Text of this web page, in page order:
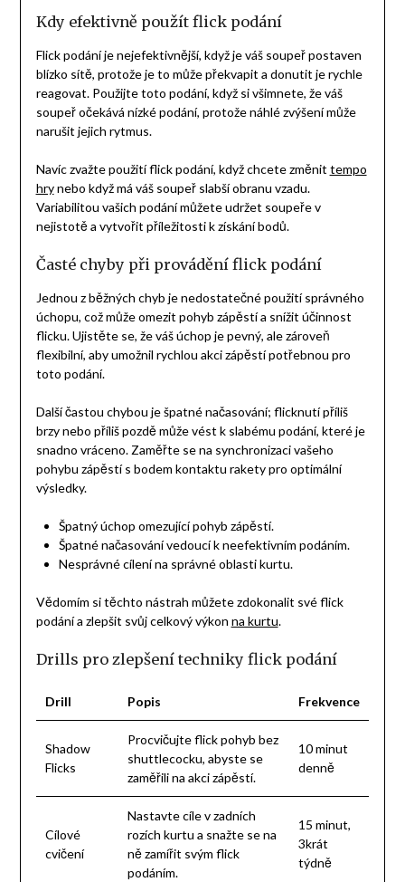
Kdy efektivně použít flick podání
Flick podání je nejefektivnější, když je váš soupeř postaven
blízko sítě, protože je to může překvapit a donutit je rychle
reagovat. Použijte toto podání, když si všimnete, že váš
soupeř očekává nízké podání, protože náhlé zvýšení může
narušit jejich rytmus.
Navíc zvažte použití flick podání, když chcete změnit tempo
hrynebo když má váš soupeř slabší obranu vzadu.
Variabilitou vašich podání můžete udržet soupeře v
nejistotě a vytvořit příležitosti k získání bodů.
Časté chyby při provádění flick podání
Jednou z běžných chyb je nedostatečné použití správného
úchopu, což může omezit pohyb zápěstí a snížit účinnost
flicku. Ujistěte se, že váš úchop je pevný, ale zároveň
flexibilní, aby umožnil rychlou akci zápěstí potřebnou pro
toto podání.
Další častou chybou je špatné načasování; flicknutí příliš
brzy nebo příliš pozdě může vést k slabému podání, které je
snadno vráceno. Zaměřte se na synchronizaci vašeho
pohybu zápěstí s bodem kontaktu rakety pro optimální
výsledky.
Špatný úchop omezující pohyb zápěstí.
Špatné načasování vedoucí k neefektivním podáním.
Nesprávné cílení na správné oblasti kurtu.
Vědomím si těchto nástrah můžete zdokonalit své flick
podání a zlepšit svůj celkový výkon na kurtu.
Drills pro zlepšení techniky flick podání
Drill Popis Frekvence
Shadow
Flicks
Procvičujte flick pohyb bez
shuttlecocku, abyste se
zaměřili na akci zápěstí.
10 minut
denně
Cílové
cvičení
Nastavte cíle v zadních
rozích kurtu a snažte se na
ně zamířit svým flick
podáním.
15 minut,
3krát
týdně